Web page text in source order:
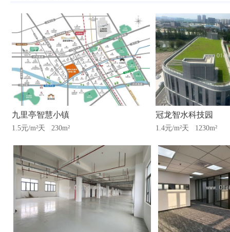
九里亭智慧小镇
1.5元/m²天 230m²
冠龙智水科技园
1.4元/m²天 1230m²